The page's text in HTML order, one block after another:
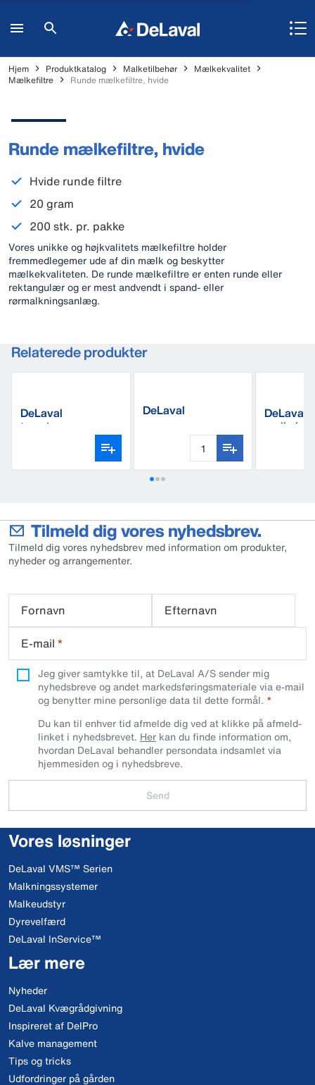
Hjem Produktkatalog Malketilbehør
Mælkekvalitet
Mælkefiltre
Runde mælkefiltre, hvide
Runde mælkefiltre, hvide
Hvide runde filtre
20 gram
200 stk. pr. pakke
Vores unikke og højkvalitets mælkefiltre holder
fremmedlegemer ude af din mælk og beskytter
mælkekvaliteten. De runde mælkefiltre er enten runde eller
rektangulær og er mest andvendt i spand- eller
rørmalkningsanlæg.
Relaterede produkter
DeLaval
tømningspropper
DeLaval DeLaval
Tilmeld dig vores nyhedsbrev.
Tilmeld dig vores nyhedsbrev med information om produkter,
nyheder og arrangementer.
Fornavn
Efternavn
E-mail *
Jeg giver samtykke til, at DeLaval A/S sender mig
nyhedsbreve og andet markedsføringsmateriale via e-mail
og benytter mine personlige data til dette formål.
Du kan til enhver tid afmelde dig ved at klikke på afmeld-
linket i nyhedsbrevet. Her kan du finde information om,
hvordan DeLaval behandler persondata indsamlet via
hjemmesiden og i nyhedsbreve.
Send
Vores løsninger
DeLaval VMS™ Serien
Malkningssystemer
Malkeudstyr
Dyrevelfærd
DeLaval InService™
Lær mere
Nyheder
DeLaval Kvægrådgivning
Inspireret af DelPro
Kalve management
Tips og tricks
Udfordringer på gården